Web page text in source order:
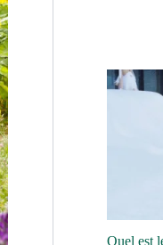
Quel est